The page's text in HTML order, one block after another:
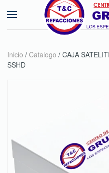
Skip to main content
Inicio / Catalogo / CAJA
SSHD